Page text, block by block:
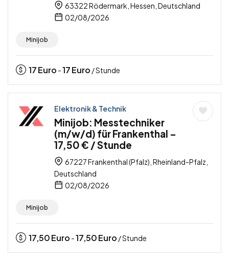
63322 Rödermark, Hessen, Deutschland
02/08/2026
Minijob
17Euro -17Euro / Stunde
Elektronik & Technik
Minijob: Messtechniker
(m/w/d) für Frankenthal –
17,50 € / Stunde
67227 Frankenthal (Pfalz), Rheinland-Pfalz,
Deutschland
02/08/2026
Minijob
17,50Euro -17,50Euro / Stunde